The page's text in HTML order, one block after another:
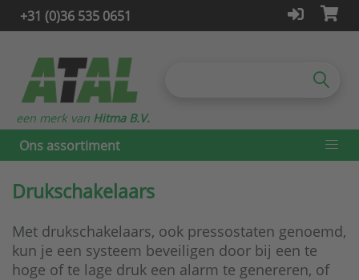
+31 (0)36 535 0651
Ons assortiment
een merk van Hitma B.V.
Drukschakelaars
Met drukschakelaars, ook pressostaten genoemd,
kun je een systeem beveiligen door bij een te
hoge of te lage druk een alarm te genereren, of